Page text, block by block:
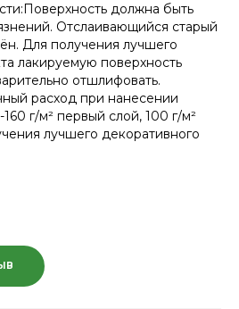
должна быть
Отслаивающийся старый
Для получения лучшего
лакируемую поверхность
отшлифовать.
расход при нанесении
г/м² первый слой, 100 г/м²
лучшего декоративного